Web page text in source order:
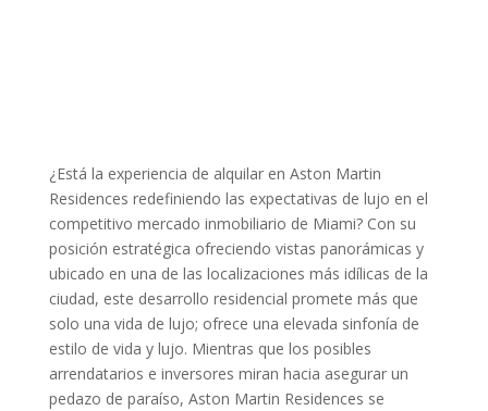
¿Está la experiencia de alquilar en Aston Martin
Residences redefiniendo las expectativas de lujo en el
competitivo mercado inmobiliario de Miami? Con su
posición estratégica ofreciendo vistas panorámicas y
ubicado en una de las localizaciones más idílicas de la
ciudad, este desarrollo residencial promete más que
solo una vida de lujo; ofrece una elevada sinfonía de
estilo de vida y lujo. Mientras que los posibles
arrendatarios e inversores miran hacia asegurar un
pedazo de paraíso, Aston Martin Residences se